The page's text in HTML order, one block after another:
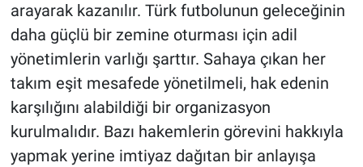
arayarak kazanılır. Türk futbolunun geleceğinin
daha güçlü bir zemine oturması için adil
yönetimlerin varlığı şarttır. Sahaya çıkan her
takım eşit mesafede yönetilmeli, hak edenin
karşılığını alabildiği bir organizasyon
kurulmalıdır. Bazı hakemlerin görevini hakkıyla
yapmak yerine imtiyaz dağıtan bir anlayışa